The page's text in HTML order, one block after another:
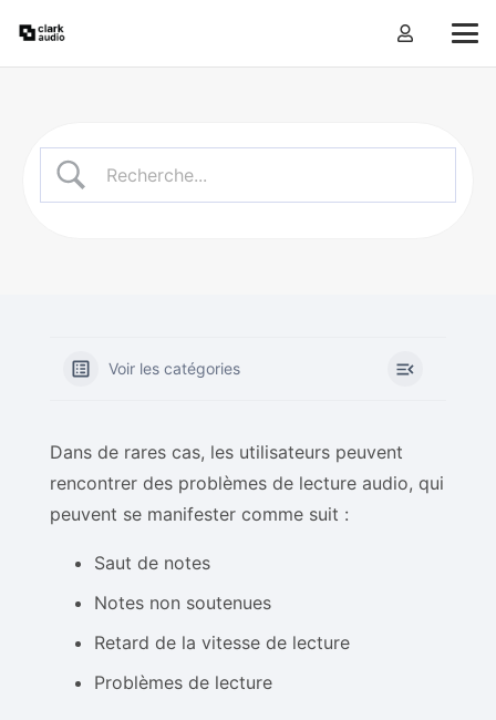
Voir les catégories
Dans de rares cas, les utilisateurs peuvent
rencontrer des problèmes de lecture audio, qui
peuvent se manifester comme suit :
Saut de notes
Notes non soutenues
Retard de la vitesse de lecture
Problèmes de lecture